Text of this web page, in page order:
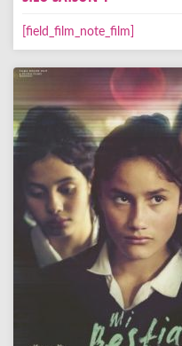
[field_film_note_film]